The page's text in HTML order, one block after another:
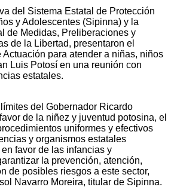
del Sistema Estatal de Protección
y Adolescentes (Sipinna) y la
de Medidas, Preliberaciones y
de la Libertad, presentaron el
Actuación para atender a niñas, niños
Luis Potosí en una reunión con
estatales.
del Gobernador Ricardo
de la niñez y juventud potosina, el
uniformes y efectivos
y organismos estatales
favor de las infancias y
la prevención, atención,
de posibles riesgos a este sector,
Navarro Moreira, titular de Sipinna.